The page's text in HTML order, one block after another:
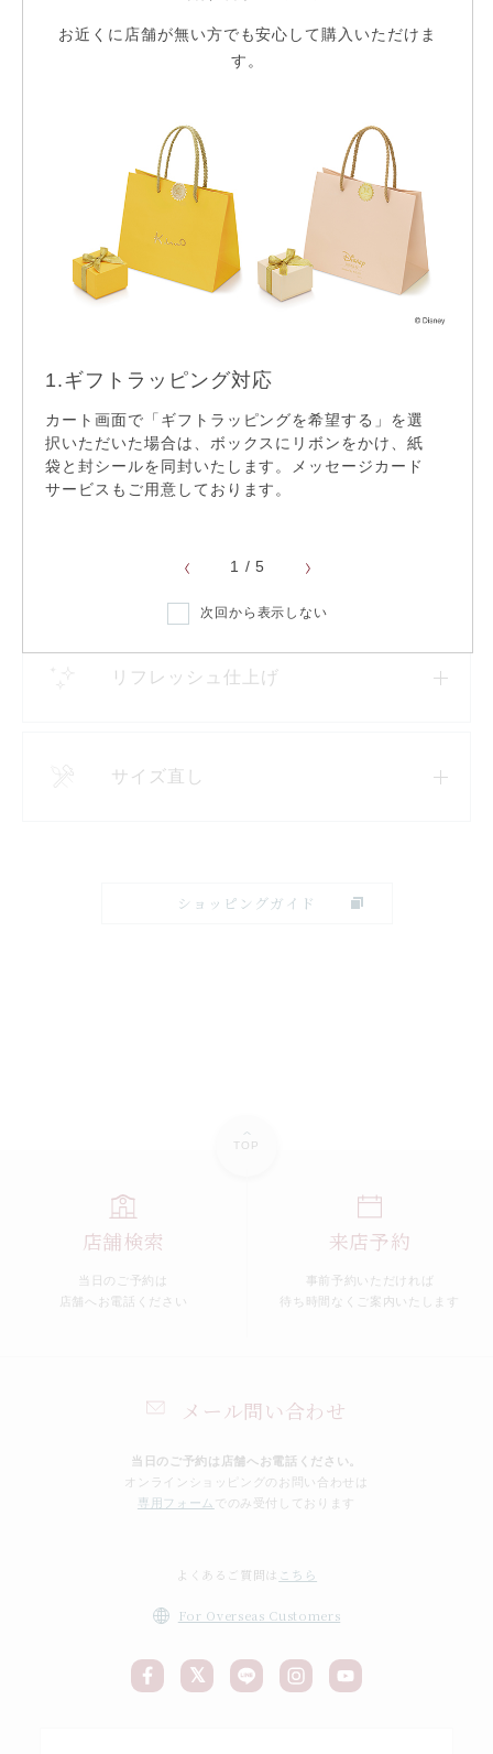
【ご利用可能なクレジットカード】
お支払方法について
ケイウノのサービス
※一部対象外
ギフトラッピング
22,000円以上送料無料
リフレッシュ仕上げ
サイズ直し
ショッピングガイド
TOP
メール問い合わせ
当日のご予約は店舗へお電話ください。
オンラインショッピングのお問い合わせは
専用フォーム
でのみ受付しております
店舗検索
当日のご予約は
店舗へお電話ください
来店予約
事前予約いただければ
待ち時間なくご案内いたします
よくあるご質問は こちら
For Overseas Customers
お近くに店舗が無い方でも安心して購入いただけま
す。
1.ギフトラッピング対応
カート画面で「ギフトラッピングを希望する」を選
択いただいた場合は、ボックスにリボンをかけ、紙
袋と封シールを同封いたします。メッセージカード
サービスもご用意しております。
1 /5
次回から表示しない